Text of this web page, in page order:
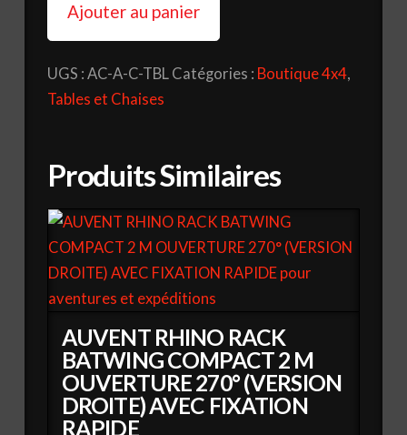
ALUMINIUM
CAB
Ajouter au panier
UGS : AC-A-C-TBL Catégories : Boutique 4x4,
Tables et Chaises
Produits Similaires
AUVENT RHINO RACK
BATWING COMPACT 2 M
OUVERTURE 270° (VERSION
DROITE) AVEC FIXATION
RAPIDE